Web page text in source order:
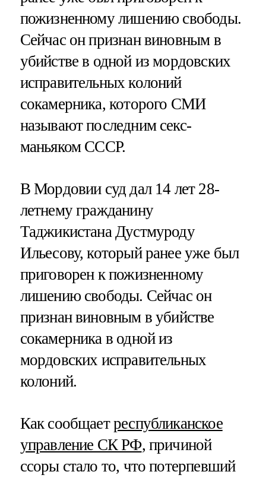
пожизненному лишению свободы.
Сейчас он признан виновным в
убийстве в одной из мордовских
исправительных колоний
сокамерника, которого СМИ
называют последним секс-
маньяком СССР.
В Мордовии суд дал 14 лет 28-
летнему гражданину
Таджикистана Дустмуроду
Ильесову, который ранее уже был
приговорен к пожизненному
лишению свободы. Сейчас он
признан виновным в убийстве
сокамерника в одной из
мордовских исправительных
колоний.
Как сообщаетреспубликанское
управление СК РФ, причиной
ссоры стало то, что потерпевший